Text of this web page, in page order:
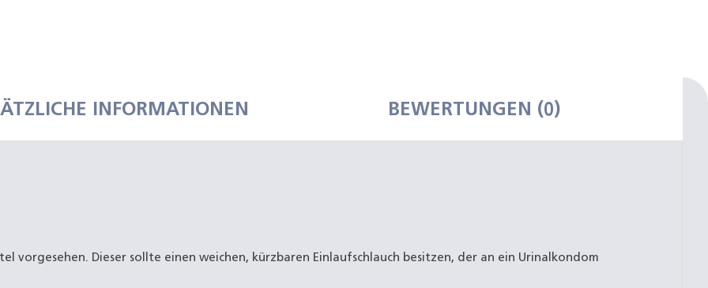
INFORMATIONEN BEWERTUNGEN (0)
vorgesehen. Dieser sollte einen weichen, kürzbaren Einlaufschlauch besitzen, der an ein Urinalkondom